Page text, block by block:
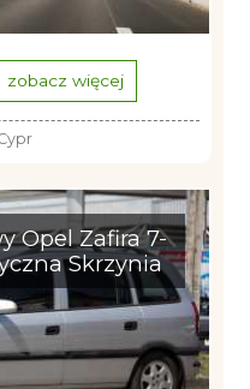
zobacz więcej
Opel Zafira 7-
Skrzynia